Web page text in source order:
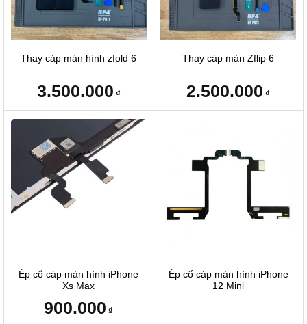
Thay cáp màn hình zfold 6
3.500.000 ₫
Thay cáp màn Zflip 6
2.500.000 ₫
Ép cổ cáp màn hình iPhone
Xs Max
900.000 ₫
Ép cổ cáp màn hình iPhone
12 Mini